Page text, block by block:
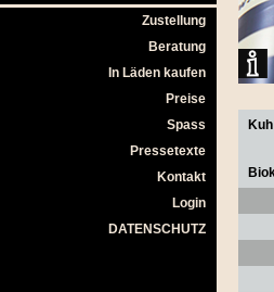
Zustellung
Beratung
In Läden kaufen
Preise
Spass
Pressetexte
Kontakt
Login
DATENSCHUTZ
Kuh